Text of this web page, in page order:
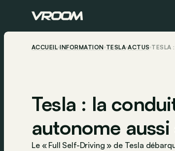
ACCUEIL INFORMATION TESLA ACTUS TESLA
Tesla : la
autonome
Le « Full Self-Driving » de Tesla